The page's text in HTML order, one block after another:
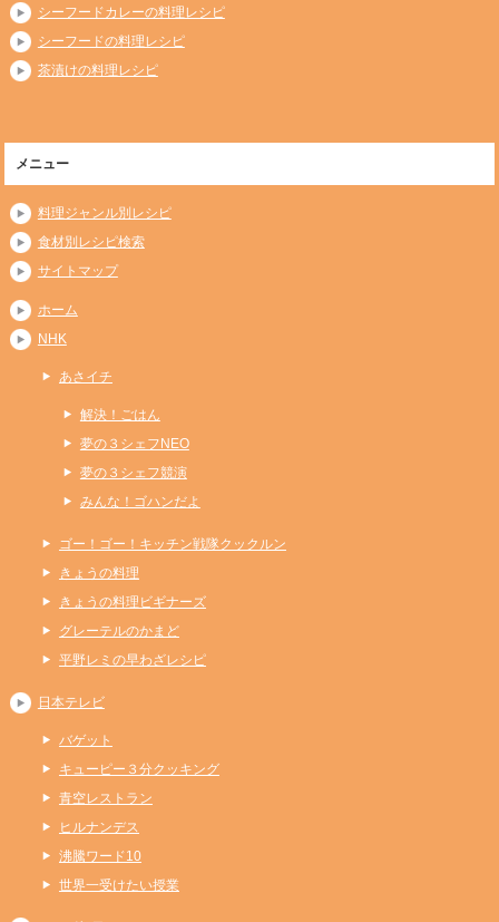
シーフードカレーの料理レシピ
シーフードの料理レシピ
茶漬けの料理レシピ
メニュー
料理ジャンル別レシピ
食材別レシピ検索
サイトマップ
ホーム
NHK
あさイチ
解決！ごはん
夢の３シェフNEO
夢の３シェフ競演
みんな！ゴハンだよ
ゴー！ゴー！キッチン戦隊クックルン
きょうの料理
きょうの料理ビギナーズ
グレーテルのかまど
平野レミの早わざレシピ
日本テレビ
バゲット
キューピー３分クッキング
青空レストラン
ヒルナンデス
沸騰ワード10
世界一受けたい授業